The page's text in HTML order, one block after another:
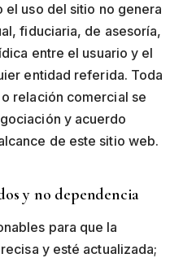
el uso del sitio no genera
fiduciaria, de asesoría,
entre el usuario y el
entidad referida. Toda
relación comercial se
y acuerdo
de este sitio web.
y no dependencia
para que la
y esté actualizada;